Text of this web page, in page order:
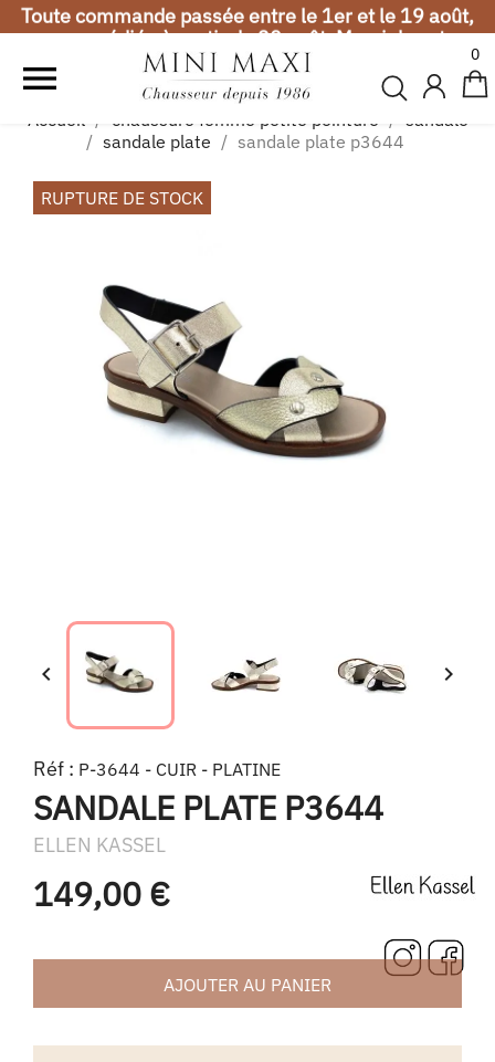
Toute commande passée entre le 1er et le 19 août,
sera expédiée à partir du 20 août. Merci de votre
compréhension.
Vacances d'été
Toute commande passée entre le 1er et le 19 août,
compréhension.

0
Accueil chaussure femme petite pointure
sandale
sandale plate
sandale plate p3644
RUPTURE DE STOCK
 
Réf : P-3644 - CUIR - PLATINE
SANDALE PLATE P3644
ELLEN KASSEL
149,00 €
AJOUTER AU PANIER